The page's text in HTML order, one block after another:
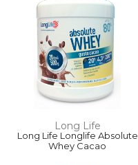
Long Life
Long Life Longlife Absolute
Whey Cacao